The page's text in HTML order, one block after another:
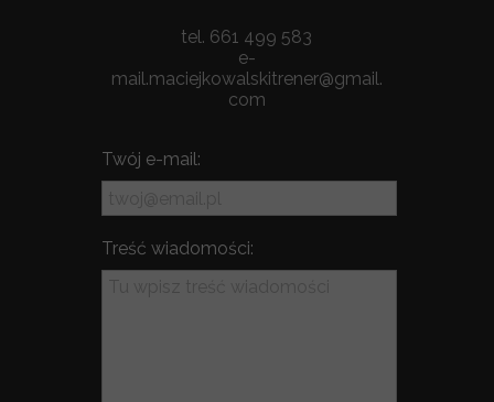
Twój e-mail:
Treść wiadomości:
tel. 661 499 583
e-
mail.maciejkowalskitrener@gmail.
com